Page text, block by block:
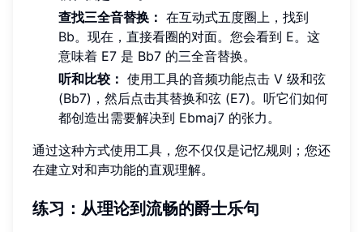
查找三全音替换： 在互动式五度圈上，找到
Bb。现在，直接看圈的对面。您会看到 E。这
意味着 E7 是 Bb7 的三全音替换。
听和比较： 使用工具的音频功能点击 V 级和弦
(Bb7)，然后点击其替换和弦 (E7)。听它们如何
都创造出需要解决到 Ebmaj7 的张力。
通过这种方式使用工具，您不仅仅是记忆规则；您还
在建立对和声功能的直观理解。
练习：从理论到流畅的爵士乐句